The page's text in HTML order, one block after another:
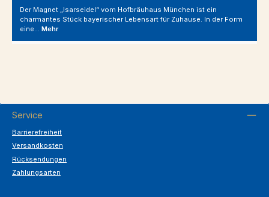
Der Magnet „Isarseidel“ vom Hofbräuhaus München ist ein
charmantes Stück bayerischer Lebensart für Zuhause. In der Form
eine… Mehr
Service
Barrierefreiheit
Versandkosten
Rücksendungen
Zahlungsarten